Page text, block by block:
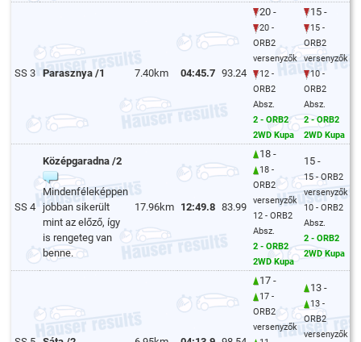
SS 3 Parasznya /1 7.40km 04:45.7 93.24
20 -
20 -
ORB2
versenyzők
12 -
ORB2
Absz.
2 - ORB2
2WD Kupa
15 -
15 -
ORB2
versenyzők
10 -
ORB2
Absz.
2 - ORB2
2WD Kupa
SS 4
Középgaradna /2
Mindenféleképpen
jobban sikerült
mint az előző, így
is rengeteg van
benne.
17.96km 12:49.8 83.99
18 -
18 -
ORB2
versenyzők
12 - ORB2
Absz.
2 - ORB2
2WD Kupa
15 -
15 - ORB2
versenyzők
10 - ORB2
Absz.
2 - ORB2
2WD Kupa
17 -
17 -
ORB2
versenyzők
13 -
13 -
ORB2
versenyzők